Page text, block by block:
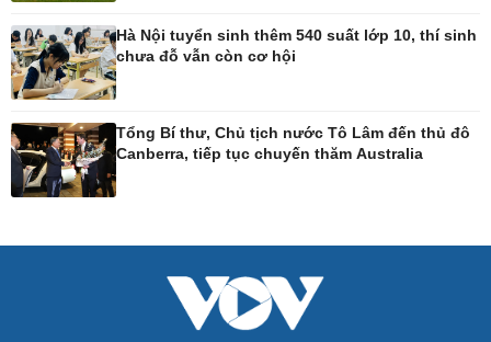
Ô tô - Xe máy
Ô tô
Xe máy
Tư vấn
Thông tin doanh nghiệp
Doanh nghiệp 24h
Dinh dưỡng - món ngon
Cây thuốc
Hà Nội tuyển sinh thêm 540 suất lớp 10, thí sinh
chưa đỗ vẫn còn cơ hội
Tổng Bí thư, Chủ tịch nước Tô Lâm đến thủ đô
Canberra, tiếp tục chuyến thăm Australia